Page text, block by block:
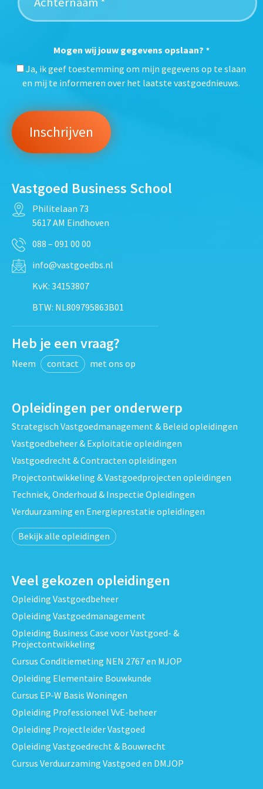
Mogen wij jouw gegevens opslaan? *
Ja, ik geef toestemming om mijn gegevens op te slaan
en mij te informeren over het laatste vastgoednieuws.
Vastgoed Business School
Philitelaan 73
5617 AM Eindhoven
088 – 091 00 00
info@vastgoedbs.nl
KvK: 34153807
BTW: NL809795863B01
Heb je een vraag?
Neem contact met ons op
Opleidingen per onderwerp
Strategisch Vastgoedmanagement & Beleid opleidingen
Vastgoedbeheer & Exploitatie opleidingen
Vastgoedrecht & Contracten opleidingen
Projectontwikkeling & Vastgoedprojecten opleidingen
Techniek, Onderhoud & Inspectie Opleidingen
Verduurzaming en Energieprestatie opleidingen
Bekijk alle opleidingen
Veel gekozen opleidingen
Opleiding Vastgoedbeheer
Opleiding Vastgoedmanagement
Opleiding Business Case voor Vastgoed- &
Projectontwikkeling
Cursus Conditiemeting NEN 2767 en MJOP
Opleiding Elementaire Bouwkunde
Cursus EP-W Basis Woningen
Opleiding Professioneel VvE-beheer
Opleiding Projectleider Vastgoed
Opleiding Vastgoedrecht & Bouwrecht
Cursus Verduurzaming Vastgoed en DMJOP